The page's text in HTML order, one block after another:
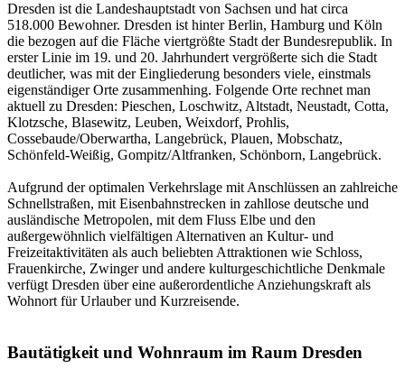
Dresden ist die Landeshauptstadt von Sachsen und hat circa
518.000 Bewohner. Dresden ist hinter Berlin, Hamburg und Köln
die bezogen auf die Fläche viertgrößte Stadt der Bundesrepublik. In
erster Linie im 19. und 20. Jahrhundert vergrößerte sich die Stadt
deutlicher, was mit der Eingliederung besonders viele, einstmals
eigenständiger Orte zusammenhing. Folgende Orte rechnet man
aktuell zu Dresden: Pieschen, Loschwitz, Altstadt, Neustadt, Cotta,
Klotzsche, Blasewitz, Leuben, Weixdorf, Prohlis,
Cossebaude/Oberwartha, Langebrück, Plauen, Mobschatz,
Schönfeld-Weißig, Gompitz/Altfranken, Schönborn, Langebrück.
Aufgrund der optimalen Verkehrslage mit Anschlüssen an zahlreiche
Schnellstraßen, mit Eisenbahnstrecken in zahllose deutsche und
ausländische Metropolen, mit dem Fluss Elbe und den
außergewöhnlich vielfältigen Alternativen an Kultur- und
Freizeitaktivitäten als auch beliebten Attraktionen wie Schloss,
Frauenkirche, Zwinger und andere kulturgeschichtliche Denkmale
verfügt Dresden über eine außerordentliche Anziehungskraft als
Wohnort für Urlauber und Kurzreisende.
Bautätigkeit und Wohnraum im Raum Dresden